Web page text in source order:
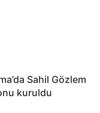
Sahil Gözlem
kuruldu